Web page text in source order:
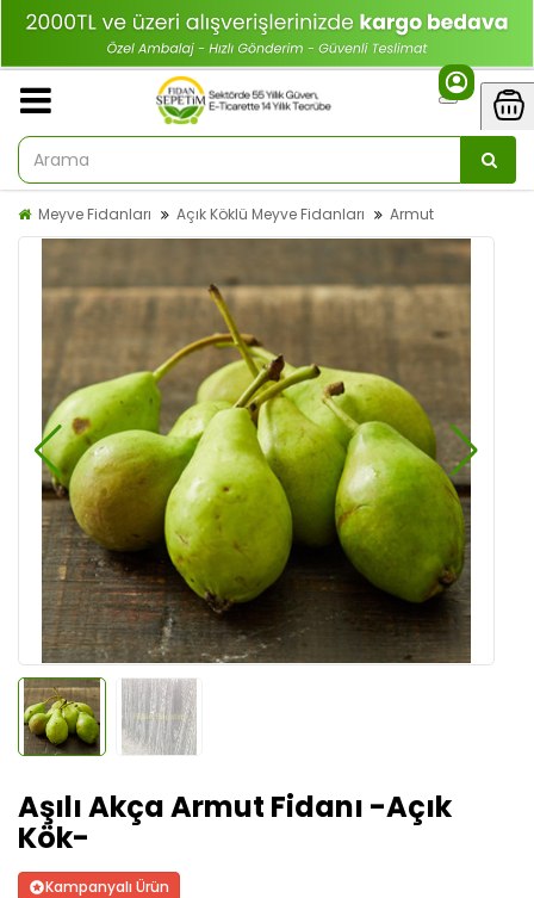
Meyve Fidanları Açık Köklü Meyve Fidanları Armut
Aşılı Akça Armut Fidanı -Açık
Kök-
Kampanyalı Ürün